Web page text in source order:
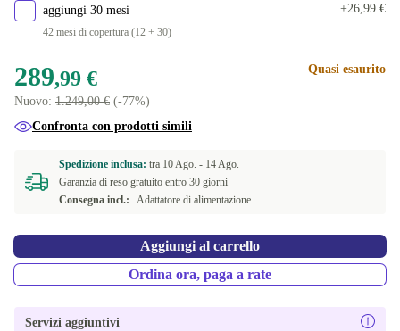
SE (svedese)
US (inglese Stati Uniti)
Disponibile in altre combinazioni
CH (svizzero)
BE (belga) +249,01 €
aggiungi 30 mesi
42 mesi di copertura (12 + 30)
+26,99 €
289,99 €
Nuovo: 1.249,00 € (-77%)
Quasi esaurito
Confronta con prodotti simili
Spedizione inclusa: tra 10 Ago. - 14 Ago.
Garanzia di reso gratuito entro 30 giorni
Consegna incl.:
Adattatore di alimentazione
Aggiungi al carrello
Ordina ora, paga a rate
Servizi aggiuntivi